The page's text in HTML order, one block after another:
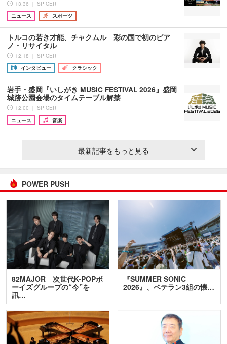
13:36 ｜ SPICER
ニュース
スポーツ
トルコの若き才能、チャクムル 彩の国で初のピア
ノ・リサイタル
12:18 ｜ SPICER
インタビュー
クラシック
岩手・盛岡『いしがき MUSIC FESTIVAL 2026』盛岡
城跡公園会場のタイムテーブル解禁
12:00 ｜ SPICER
ニュース
音楽
最新記事をもっと見る
POWER PUSH
82MAJOR 次世代K-POPボ
ーイズグループの“今”を
訊…
『SUMMER SONIC
2026』、ベテラン3組の懐…